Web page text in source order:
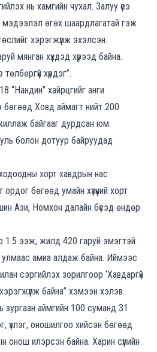
нь хамгийн чухал. Залуу үеэ
мэдээлэл өгөх шаардлагатай гэж
хэрэгжүүлж эхэлсэн.
мянган хүүхдэд хүрээд байна.
хүрдэг”.
“Нандин” хайрцгийг анги
Ховд аймагт нийт 200
байгааг дурдсан юм.
болон дотуур байруудад
хорт хавдрын нас
бөгөөд умайн хүзүүний хорт
Ази, Номхон далайн бүсэд өндөр
1.5 ээж, жилд 420 гаруй эмэгтэй
улмаас амиа алдаж байна. Иймээс
сэргийлэх зорилгоор ‘Хавдаргүй
байна” хэмээн хэлэв.
зургаан аймгийн 100 суманд 31
үзлэг, оношилгоо хийсэн бөгөөд
илэрсэн байна. Харин сүүлийн